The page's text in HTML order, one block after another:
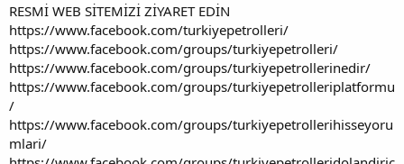
RESMİ WEB SİTEMİZİ ZİYARET EDİN
https://www.facebook.com/turkiyepetrolleri/
https://www.facebook.com/groups/turkiyepetrolleri/
https://www.facebook.com/groups/turkiyepetrollerinedir/
https://www.facebook.com/groups/turkiyepetrolleriplatformu
/
https://www.facebook.com/groups/turkiyepetrollerihisseyoru
mlari/